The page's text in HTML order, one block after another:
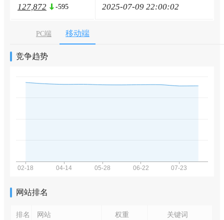
127,872 -595 2025-07-09 22:00:02
PC端 移动端
竞争趋势
网站排名
排名 网站 权重 关键词